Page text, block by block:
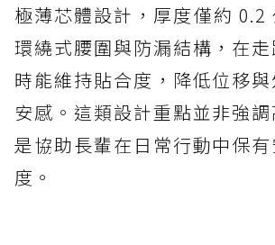
極薄芯體設計，厚度僅約 0.2
環繞式腰圍與防漏結構，在
時能維持貼合度，降低位移
安感。這類設計重點並非強
是協助長輩在日常行動中保
度。